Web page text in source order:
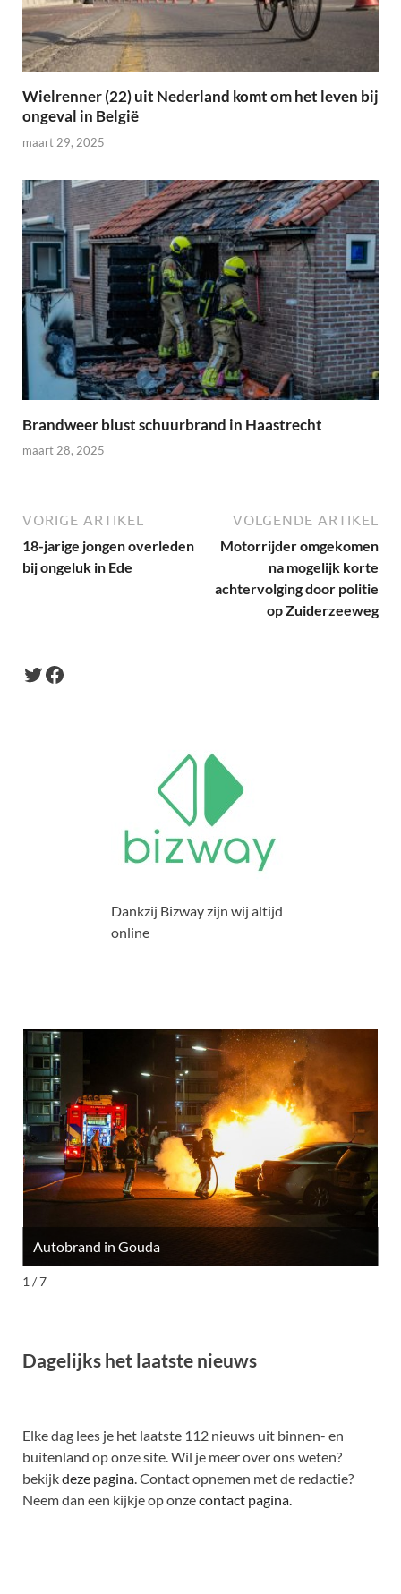
Wielrenner (22) uit Nederland komt om het leven bij
ongeval in België
maart 29, 2025
Brandweer blust schuurbrand in Haastrecht
maart 28, 2025
VORIGE ARTIKEL
18-jarige jongen overleden
bij ongeluk in Ede
VOLGENDE ARTIKEL
Motorrijder omgekomen
na mogelijk korte
achtervolging door politie
op Zuiderzeeweg
Dankzij Bizway zijn wij altijd
online
Autobrand in Gouda
1 / 7
Dagelijks het laatste nieuws
Elke dag lees je het laatste 112 nieuws uit binnen- en
buitenland op onze site. Wil je meer over ons weten?
bekijkdeze pagina. Contact opnemen met de redactie?
Neem dan een kijkje op onzecontact pagina.